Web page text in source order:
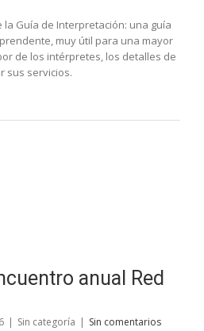
Guía de Interpretación: una guía
muy útil para una mayor
de los intérpretes, los detalles de
sus servicios.
anual Red
| Sin categoría | Sin comentarios